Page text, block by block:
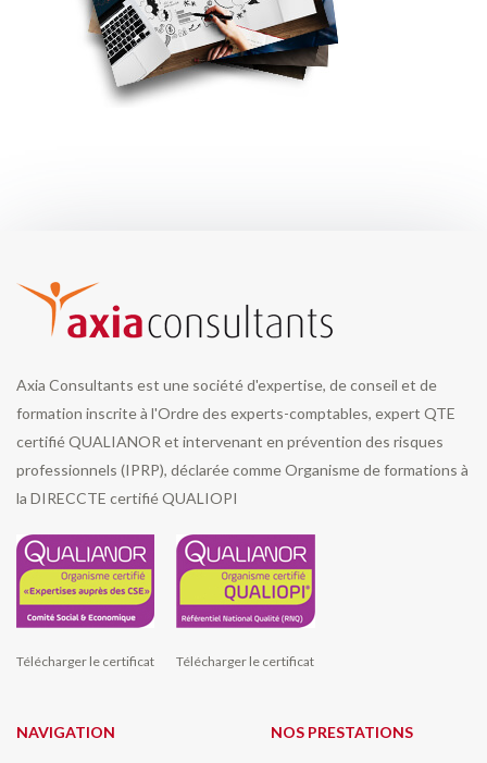
Axia Consultants est une société d'expertise, de conseil et de
formation inscrite à l'Ordre des experts-comptables, expert QTE
certifié QUALIANOR et intervenant en prévention des risques
professionnels (IPRP), déclarée comme Organisme de formations à
la DIRECCTE certifié QUALIOPI
Télécharger le certificat Télécharger le certificat
NAVIGATION NOS PRESTATIONS